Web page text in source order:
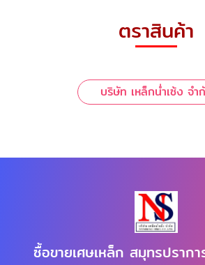
ตราสินค้า
บริษัท เหล็กน่ำเซ้ง จำ
ซื้อขายเศษเหล็ก สมุทรปรากา